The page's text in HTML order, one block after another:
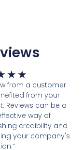
★ ★
5
van
5
from a customer
from your
Reviews can be a
way of
credibility and
your company's